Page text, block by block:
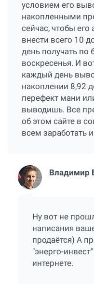
условием его
накопленными
сейчас, чтобы
внести всего 10
день получать по
воскресенья. И
каждый день
накоплении 8,92
перефект мани
выводишь. Все
об этом сайте в
всем заработать
Владимир
Ну вот не
написания
продаётся) А
"энерго-
интернете.